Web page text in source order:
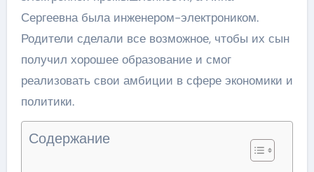
Сергеевна была инженером-электроником.
Родители сделали все возможное, чтобы их сын
получил хорошее образование и смог
реализовать свои амбиции в сфере экономики и
политики.
Содержание